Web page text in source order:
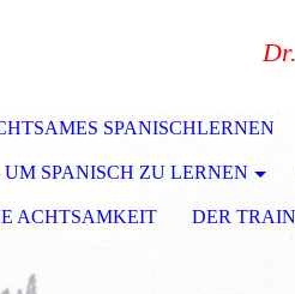
SPANISCHLERNEN
SPANISCH ZU LERNEN
ACHTSAMKEIT DER